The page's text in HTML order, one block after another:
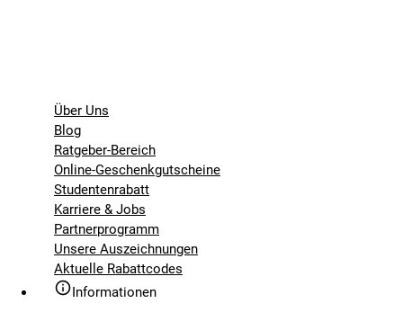
Über Uns
Blog
Ratgeber-Bereich
Online-Geschenkgutscheine
Studentenrabatt
Karriere & Jobs
Partnerprogramm
Unsere Auszeichnungen
Aktuelle Rabattcodes
Informationen